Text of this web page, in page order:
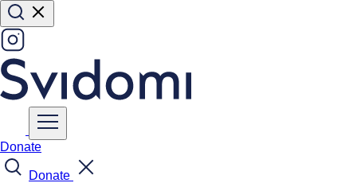
Donate
Donate